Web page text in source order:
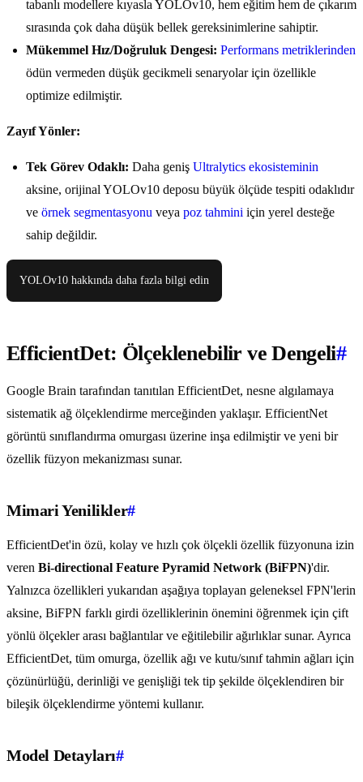
tabanlı modellere kıyasla YOLOv10, hem eğitim hem de çıkarım
sırasında çok daha düşük bellek gereksinimlerine sahiptir.
Mükemmel Hız/Doğruluk Dengesi: Performans metriklerinden
ödün vermeden düşük gecikmeli senaryolar için özellikle
optimize edilmiştir.
Zayıf Yönler:
Tek Görev Odaklı: Daha geniş Ultralytics ekosisteminin
aksine, orijinal YOLOv10 deposu büyük ölçüde tespiti odaklıdır
ve örnek segmentasyonu veya poz tahmini için yerel desteğe
sahip değildir.
YOLOv10 hakkında daha fazla bilgi edin
EfficientDet: Ölçeklenebilir ve Dengeli#
Google Brain tarafından tanıtılan EfficientDet, nesne algılamaya
sistematik ağ ölçeklendirme merceğinden yaklaşır. EfficientNet
görüntü sınıflandırma omurgası üzerine inşa edilmiştir ve yeni bir
özellik füzyon mekanizması sunar.
Mimari Yenilikler#
EfficientDet'in özü, kolay ve hızlı çok ölçekli özellik füzyonuna izin
veren Bi-directional Feature Pyramid Network (BiFPN)'dir.
Yalnızca özellikleri yukarıdan aşağıya toplayan geleneksel FPN'lerin
aksine, BiFPN farklı girdi özelliklerinin önemini öğrenmek için çift
yönlü ölçekler arası bağlantılar ve eğitilebilir ağırlıklar sunar. Ayrıca
EfficientDet, tüm omurga, özellik ağı ve kutu/sınıf tahmin ağları için
çözünürlüğü, derinliği ve genişliği tek tip şekilde ölçeklendiren bir
bileşik ölçeklendirme yöntemi kullanır.
Model Detayları#